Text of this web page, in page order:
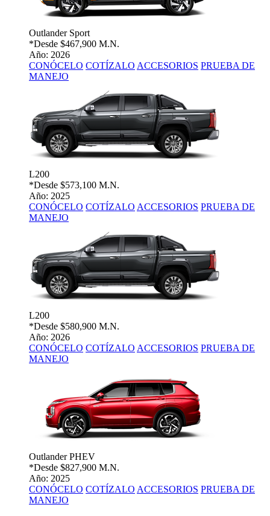
Outlander Sport
*Desde $467,900 M.N.
Año: 2026
CONÓCELO COTÍZALO ACCESORIOS PRUEBA DE
MANEJO
L200
*Desde $573,100 M.N.
Año: 2025
CONÓCELO COTÍZALO ACCESORIOS PRUEBA DE
MANEJO
L200
*Desde $580,900 M.N.
Año: 2026
CONÓCELO COTÍZALO ACCESORIOS PRUEBA DE
MANEJO
Outlander PHEV
*Desde $827,900 M.N.
Año: 2025
CONÓCELO COTÍZALO ACCESORIOS PRUEBA DE
MANEJO